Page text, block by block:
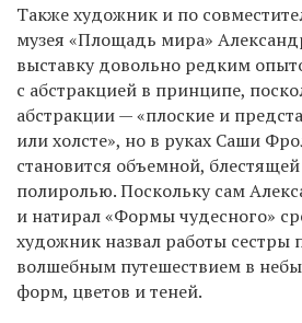
Также художник и по
музея «Площадь мира»
выставку довольно редким
с абстракцией в принципе,
абстракции — «плоские и
или холсте», но в руках Саши
становится объемной,
полиролью. Поскольку сам
и натирал «Формы чудесного»
художник назвал работы сестры
волшебным путешествием в
форм, цветов и теней.